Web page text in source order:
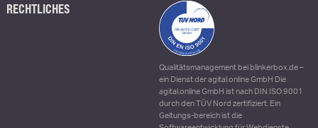
RECHTLICHES
Qualitätsmanagement bei blinkerbox.de –
ein Dienst der agital.online GmbH Die
agital.online GmbH ist nach DIN ISO 9001
durch den TÜV Nord zertifiziert. Ein
Geltungs-bereich ist die